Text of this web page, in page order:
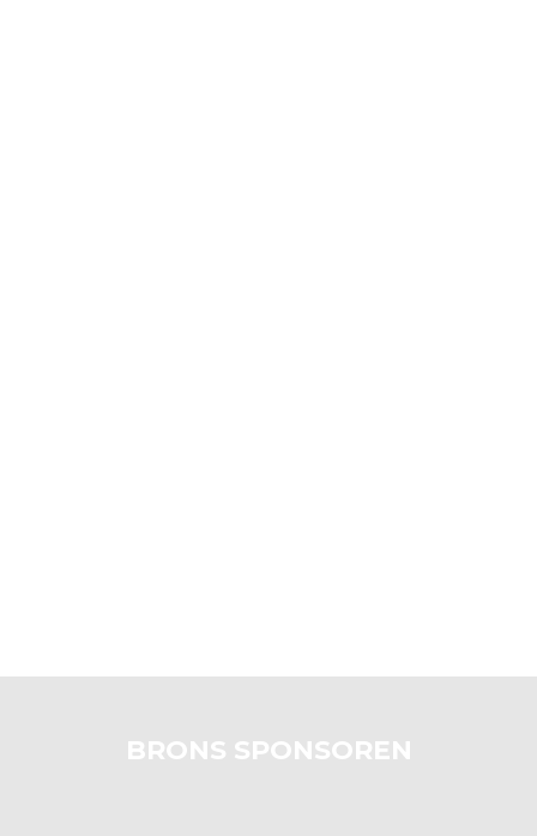
BRONS SPONSOREN